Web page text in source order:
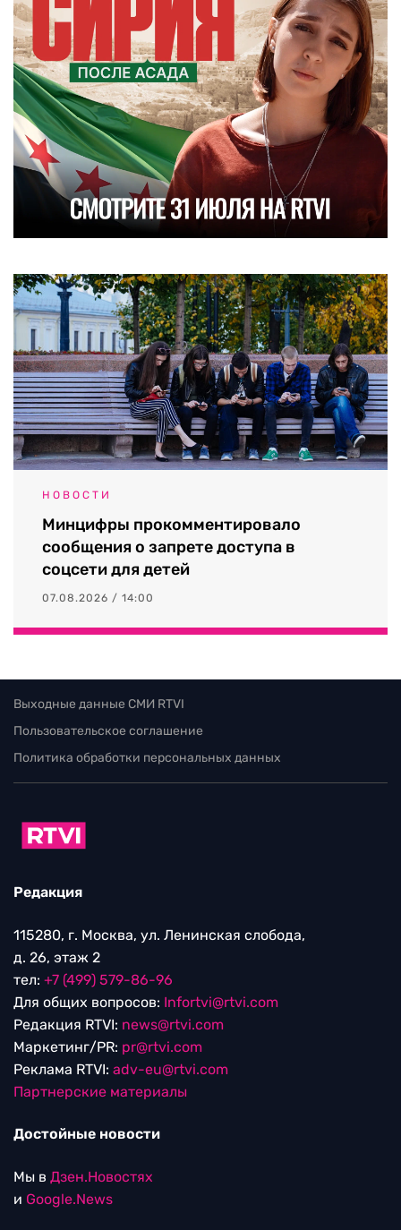
НОВОСТИ
Минцифры прокомментировало
сообщения о запрете доступа в
соцсети для детей
07.08.2026 / 14:00
Выходные данные СМИ RTVI
Пользовательское соглашение
Политика обработки персональных данных
Редакция
115280, г. Москва, ул. Ленинская слобода,
д. 26, этаж 2
тел: +7 (499) 579-86-96
Для общих вопросов: Infortvi@rtvi.com
Редакция RTVI: news@rtvi.com
Маркетинг/PR: pr@rtvi.com
Реклама RTVI: adv-eu@rtvi.com
Партнерские материалы
Достойные новости
Мы в Дзен.Новостях
и Google.News